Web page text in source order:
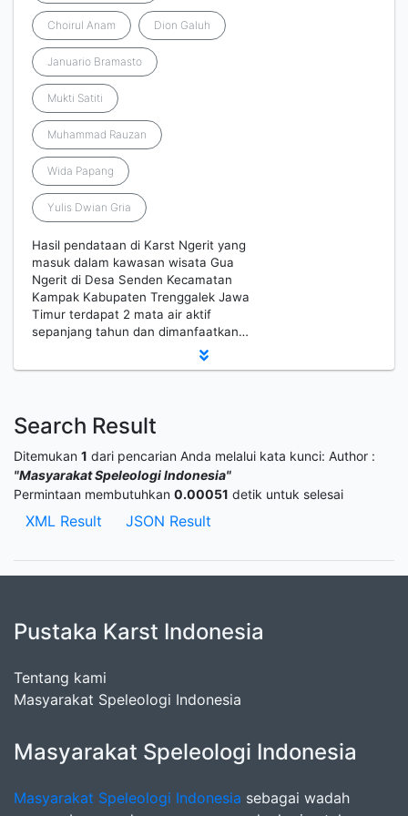
Choirul Anam Dion Galuh
Januario Bramasto
Mukti Satiti
Muhammad Rauzan
Wida Papang
Yulis Dwian Gria
Hasil pendataan di Karst Ngerit yang
masuk dalam kawasan wisata Gua
Ngerit di Desa Senden Kecamatan
Kampak Kabupaten Trenggalek Jawa
Timur terdapat 2 mata air aktif
sepanjang tahun dan dimanfaatkan…
Search Result
Ditemukan 1 dari pencarian Anda melalui kata kunci: Author :
"Masyarakat Speleologi Indonesia"
Permintaan membutuhkan 0.00051 detik untuk selesai
XML Result JSON Result
Pustaka Karst Indonesia
Tentang kami
Masyarakat Speleologi Indonesia
Masyarakat Speleologi Indonesia
Masyarakat Speleologi Indonesia sebagai wadah